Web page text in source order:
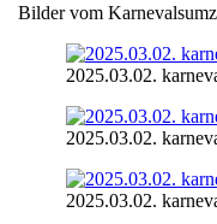
Bilder vom
2025.03.02.
2025.03.02.
2025.03.02.